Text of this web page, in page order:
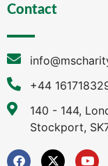
Contact
+44
140 - 144,
Stockport,